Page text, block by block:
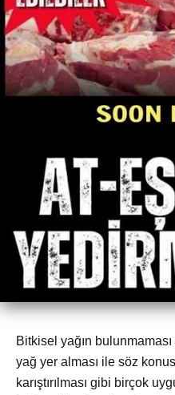
Bitkisel yağın
yağ yer alması ile söz
karıştırılması gibi birçok